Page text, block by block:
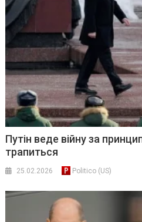
Путін веде війну за
трапиться
25.02.2026 Politico (US)